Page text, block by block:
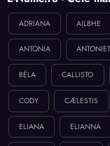
ADRIANA AILBHE
ANTONIA
BÉLA CALLISTO
CODY CÆLESTIS
ELIANA ELIANNA